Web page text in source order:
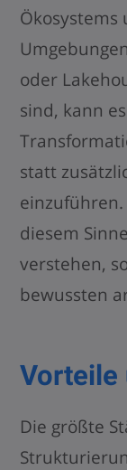
Ökosystems
oder
sind, kann
statt
einzuführen.
diesem
verstehen,
bewussten
Vorteile
Die größte